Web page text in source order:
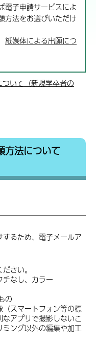
電子申請サービスによ
方法をお選びいただけ
紙媒体による出願につ
いて（新規学卒者の
方法について
るため、電子メールア
さい。
チなし、カラー
の
（スマートフォン等の標
アプリで撮影しないこ
ング以外の編集や加工